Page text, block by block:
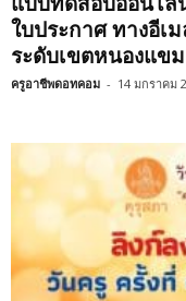
ใบประกาศ ทางอีเ
ระดับเขตหนองแขม
ครูอาชีพดอทคอม - 14 มกราคม